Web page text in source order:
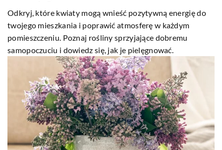
Odkryj, które kwiaty mogą wnieść pozytywną energię do
twojego mieszkania i poprawić atmosferę w każdym
pomieszczeniu. Poznaj rośliny sprzyjające dobremu
samopoczuciu i dowiedz się, jak je pielęgnować.